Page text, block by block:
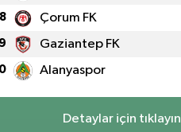
8 Çorum FK
Gaziantep FK
Alanyaspor
Detaylar için tıklayın